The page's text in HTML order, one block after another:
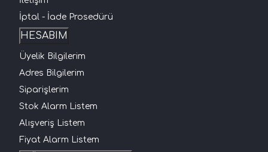
İptal - İade Prosedürü
HESABIM
Üyelik Bilgilerim
Adres Bilgilerim
Siparişlerim
Stok Alarm Listem
Alışveriş Listem
Fiyat Alarm Listem